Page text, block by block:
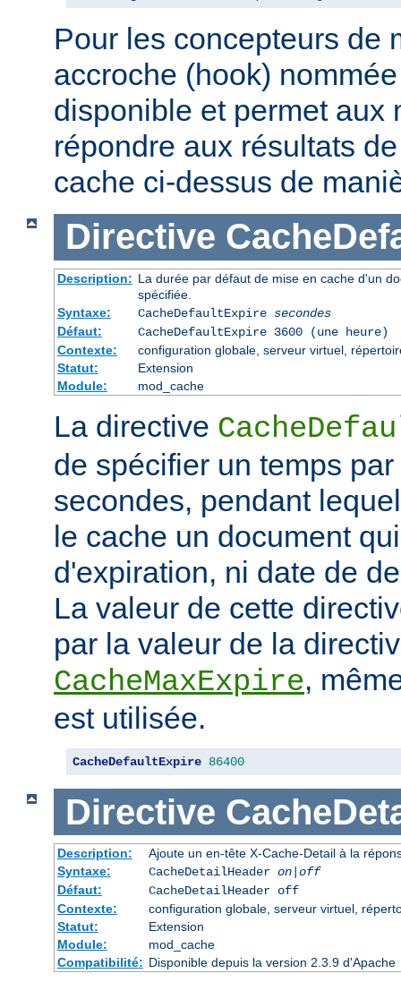
Pour les concepteurs de
accroche (hook)
disponible et permet aux
répondre aux résultats
cache ci-dessus de
Directive
Description: La durée par défaut de mise en cache d'un
spécifiée.
Syntaxe:
CacheDefaultExpire secondes
Défaut:
CacheDefaultExpire 3600 (une heure)
Contexte:
configuration globale, serveur virtuel,
Statut:
Extension
Module:
mod_cache
La directive
de spécifier un temps
secondes, pendant
le cache un document
d'expiration, ni date de
La valeur de cette
par la valeur de la
CacheMaxExpire,
est utilisée.
CacheDefaultExpire 86400
Directive
Description:
Ajoute un en-tête X-Cache-Detail à la
Syntaxe:
CacheDetailHeader on|off
Défaut:
CacheDetailHeader off
Contexte:
configuration globale, serveur virtuel,
Statut:
Extension
Module:
mod_cache
Compatibilité: Disponible depuis la version 2.3.9 d'Apache